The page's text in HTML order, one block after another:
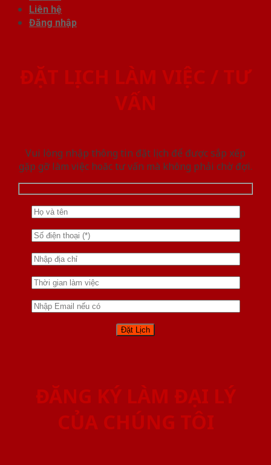
Liên hệ
Đăng nhập
ĐẶT LỊCH LÀM VIỆC / TƯ
VẤN
Vui lòng nhập thông tin đặt lịch để được sắp xếp
gặp gỡ làm việc hoăc tư vấn mà không phải chờ đợi.
ĐĂNG KÝ LÀM ĐẠI LÝ
CỦA CHÚNG TÔI